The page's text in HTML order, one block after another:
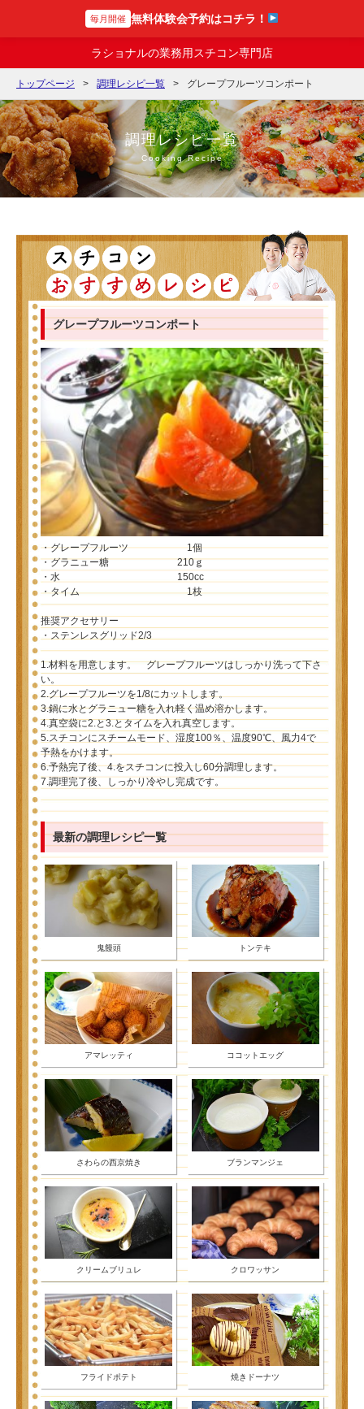
スチコンの達人
ラショナルの業務用スチコン専門店
トップページ 調理レシピ一覧 グレープフルーツコンポート
調理レシピ一覧
Cooking Recipe
グレープフルーツコンポート
・グレープフルーツ 1個
・グラニュー糖 210ｇ
・水 150cc
・タイム 1枝
推奨アクセサリー
・ステンレスグリッド2/3
1.材料を用意します。 グレープフルーツはしっかり洗って下さ
い。
2.グレープフルーツを1/8にカットします。
3.鍋に水とグラニュー糖を入れ軽く温め溶かします。
4.真空袋に2.と3.とタイムを入れ真空します。
5.スチコンにスチームモード、湿度100％、温度90℃、風力4で
予熱をかけます。
6.予熱完了後、4.をスチコンに投入し60分調理します。
7.調理完了後、しっかり冷やし完成です。
最新の調理レシピ一覧
鬼饅頭 トンテキ
アマレッティ ココットエッグ
さわらの西京焼き ブランマンジェ
クリームブリュレ クロワッサン
フライドポテト 焼きドーナツ
毎月開催 無料体験会予約はコチラ！